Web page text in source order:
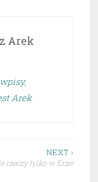
Arek
Arek
NEXT ›
rzeczy tylko w Erze!